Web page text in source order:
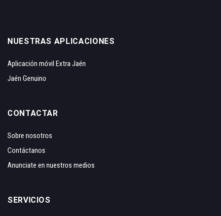
NUESTRAS APLICACIONES
Aplicación móvil Extra Jaén
Jaén Genuino
CONTACTAR
Sobre nosotros
Contáctanos
Anunciate en nuestros medios
SERVICIOS